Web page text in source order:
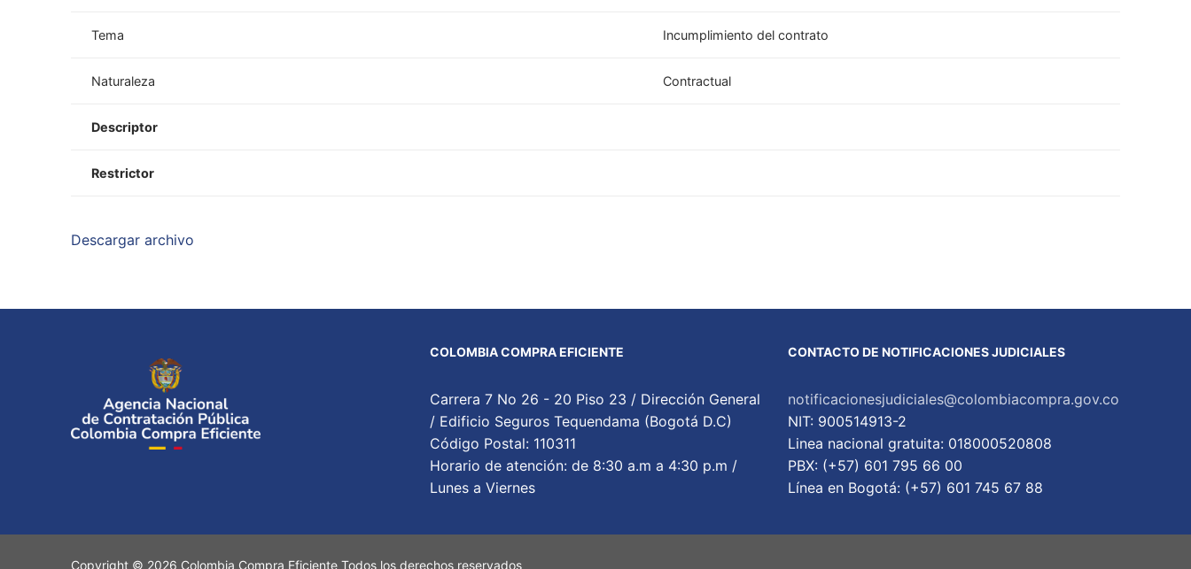
Tema Incumplimiento del contrato
Naturaleza Contractual
Descriptor
Restrictor
Descargar archivo
COLOMBIA COMPRA EFICIENTE
Carrera 7 No 26 - 20 Piso 23 / Dirección General
/ Edificio Seguros Tequendama (Bogotá D.C)
Código Postal: 110311
Horario de atención: de 8:30 a.m a 4:30 p.m /
Lunes a Viernes
CONTACTO DE NOTIFICACIONES JUDICIALES
notificacionesjudiciales@colombiacompra.gov.co
NIT: 900514913-2
Linea nacional gratuita: 018000520808
PBX: (+57) 601 795 66 00
Lí­nea en Bogotá: (+57) 601 745 67 88
Copyright © 2026 Colombia Compra Eficiente Todos los derechos reservados